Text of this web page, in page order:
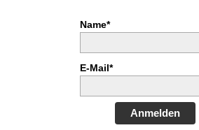
Name*
E-Mail*
Anmelden